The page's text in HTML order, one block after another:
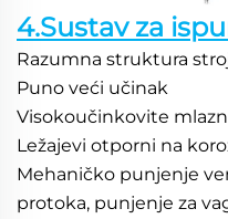
4.Sustav za
Razumna struktura
Puno veći učinak
Visokoučinkovite
Ležajevi otporni na
Mehaničko punjenje
protoka, punjenje za